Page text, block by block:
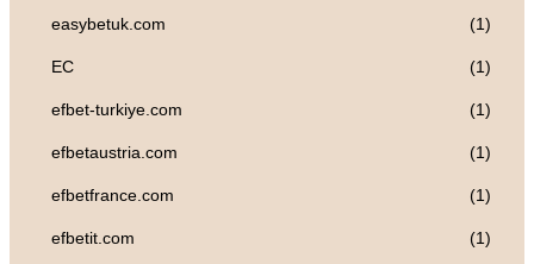
easybetuk.com (1)
EC (1)
efbet-turkiye.com (1)
efbetaustria.com (1)
efbetfrance.com (1)
efbetit.com (1)